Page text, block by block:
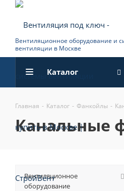
Вентиляционное оборудование и
вентиляции в Москве
Каталог
Главная - Каталог - Фанкойлы -
канальные
Вентиляционное
оборудование